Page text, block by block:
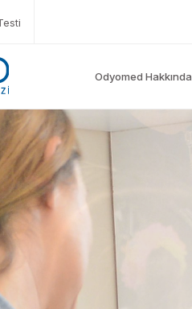
Odyomed Hakkında